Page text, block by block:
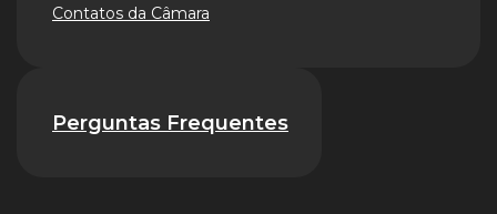
Contatos da Câmara
Perguntas Frequentes